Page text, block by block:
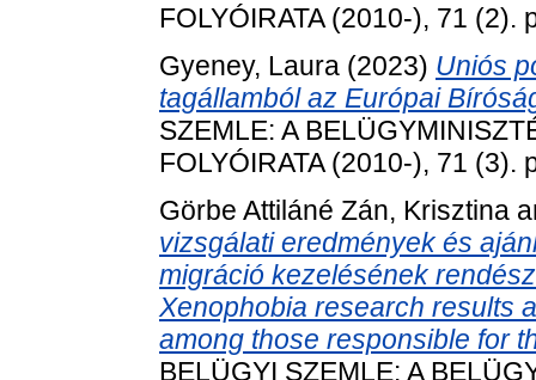
FOLYÓIRATA (2010-), 71
Gyeney, Laura (2023) Uniós
tagállamból az Európai
SZEMLE: A
FOLYÓIRATA (2010-), 71
Görbe Attiláné Zán, Krisztina
vizsgálati eredmények és
migráció kezelésének
Xenophobia research results
among those responsible for
BELÜGYI SZEMLE: A